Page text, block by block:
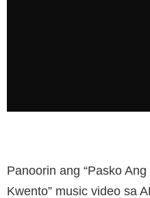
Panoorin ang “Pasko
Kwento” music video sa